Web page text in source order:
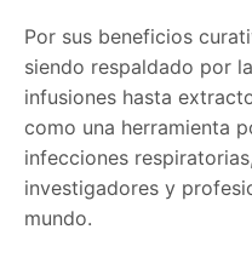
Por sus beneficios
siendo respaldado por
infusiones hasta
como una herramienta
infecciones
investigadores y
mundo.